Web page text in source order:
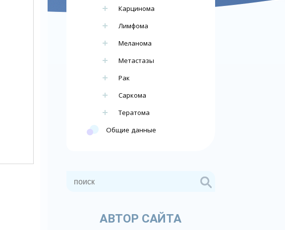
Карцинома
Лимфома
Меланома
Метастазы
Рак
Саркома
Тератома
Общие данные
АВТОР САЙТА